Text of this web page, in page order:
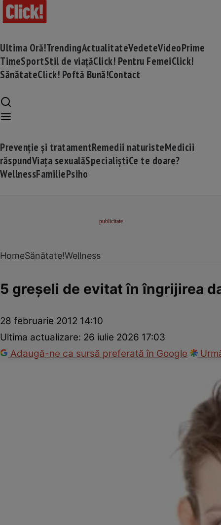
Ultima Oră!TrendingActualitateVedeteVideoPrime
TimeSportStil de viațăClick! Pentru FemeiClick!
SănătateClick! Poftă Bună!Contact
Prevenție și tratamentRemedii naturisteMedicii
răspundViața sexualăSpecialiștiCe te doare?
WellnessFamiliePsiho
HomeSănătate!Wellness
5 greşeli de evitat în îngrijirea
28 februarie 2012 14:10
Ultima actualizare: 26 iulie 2026 17:03
Adaugă-ne ca sursă preferată în Google